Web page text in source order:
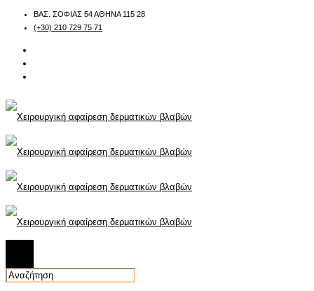
ΒΑΣ. ΣΟΦΙΑΣ 54 ΑΘΗΝΑ 115 28
(+30) 210 729 75 71